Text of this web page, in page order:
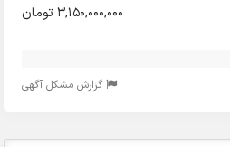
3,150,000,000 تومان
گزارش مشکل آگهی